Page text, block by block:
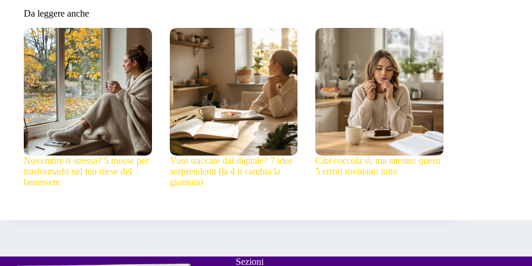
Da leggere anche
Novembre ti stressa? 5 mosse per
trasformarlo nel tuo mese del
benessere
Vuoi staccare dal digitale? 7 idee
sorprendenti (la 4 ti cambia la
giornata)
Cibi coccola sì, ma attento: questi
5 errori rovinano tutto
Sezioni